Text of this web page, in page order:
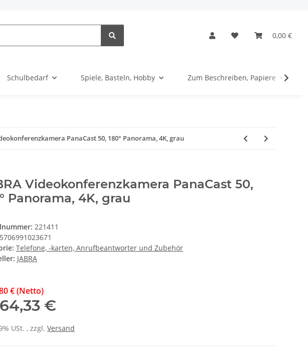
0,00 €
Schulbedarf Spiele, Basteln, Hobby Zum Beschreiben, Papiere
PanaCast 50, 180° Panorama, 4K, grau
Videokonferenzkamera PanaCast 50,
Panorama, 4K, grau
221411
5706991023671
Telefone, -karten, Anrufbeantworter und Zubehör
JABRA
€ (Netto)
€
USt. , zzgl. Versand